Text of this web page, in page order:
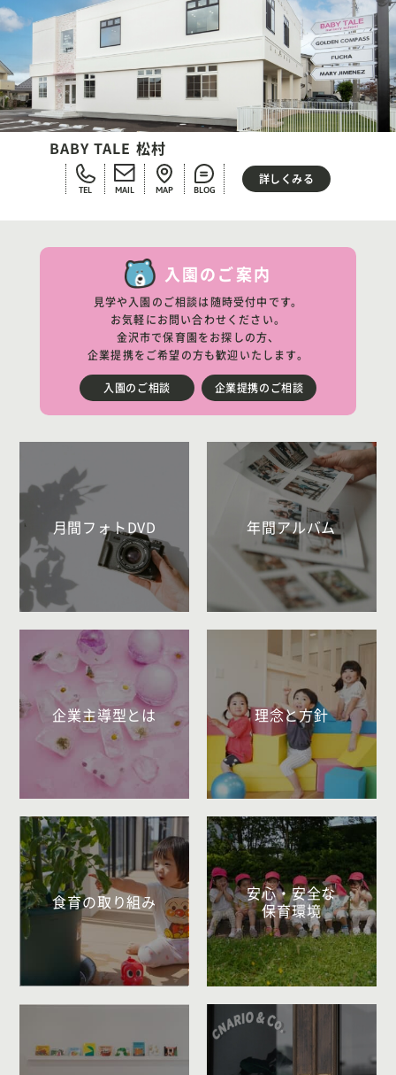
BABY TALE 松村
TEL MAIL MAP BLOG
詳しくみる
入園のご案内
見学や入園のご相談は随時受付中です。
お気軽にお問い合わせください。
金沢市で保育園をお探しの方、
企業提携をご希望の方も歓迎いたします。
入園のご相談 企業提携のご相談
月間フォトDVD 年間アルバム
企業主導型とは 理念と方針
食育の取り組み
安心・安全な
保育環境